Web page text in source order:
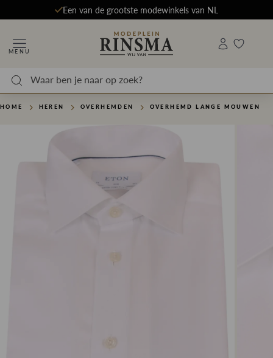
Een van de grootste modewinkels van NL
MENU
HOME HEREN OVERHEMDEN OVERHEMD LANGE MOUWEN